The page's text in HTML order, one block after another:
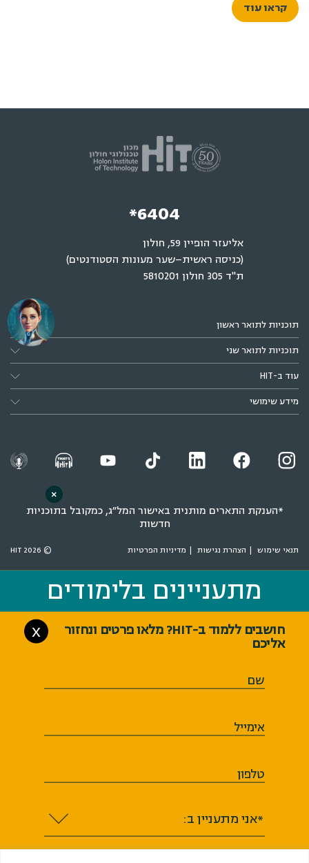
קראו עוד
*6404
אליעזר הופיין 59, חולון
(כניסה ראשית–שער מעונות הסטודנטים)
ת"ד 305 חולון 5810201
תוכניות לתואר ראשון
תוכניות לתואר שני
עוד ב-HIT
מידע שימושי
*הענקת התארים מותנית באישור המל״ג, כמקובל בתוכניות
חדשות
תנאי שימוש הצהרת נגישות מדיניות הפרטיות © 2026 HIT
מתעניינים בלימודים
חושבים ללמוד ב-HIT? מלאו פרטים ונחזור
אליכם
X
שם
אימייל
טלפון
*אני מתעניין ב:
מתעניינים בלימודים
×